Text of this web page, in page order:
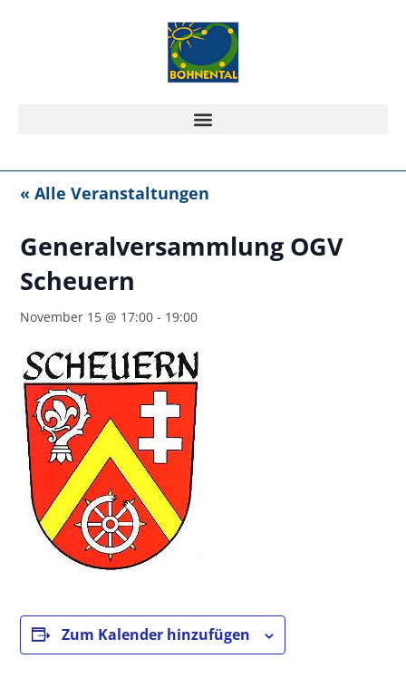
« Alle Veranstaltungen
Generalversammlung OGV
Scheuern
November 15 @ 17:00 - 19:00
Zum Kalender hinzufügen